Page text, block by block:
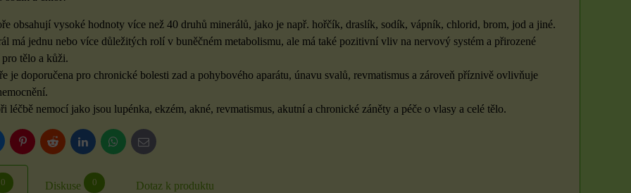
obsahují vysoké hodnoty více než 40 druhů minerálů, jako je např. hořčík, draslík, sodík, vápník, chlorid, brom, jod a jiné.
má jednu nebo více důležitých rolí v buněčném metabolismu, ale má také pozitivní vliv na nervový systém a přirozené
tělo a kůži.
je doporučena pro chronické bolesti zad a pohybového aparátu, únavu svalů, revmatismus a zároveň příznivě ovlivňuje
léčbě nemocí jako jsou lupénka, ekzém, akné, revmatismus, akutní a chronické záněty a péče o vlasy a celé tělo.
PinterestReddit LinkedInWhatsApp
E-
mail
0 Diskuse 0 Dotaz k produktu
ks